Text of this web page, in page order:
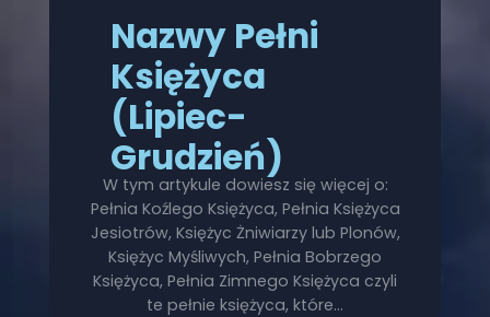
Nazwy Pełni
Księżyca
(Lipiec-
Grudzień)
W tym artykule dowiesz się więcej o:
Pełnia Koźlego Księżyca, Pełnia Księżyca
Jesiotrów, Księżyc Żniwiarzy lub Plonów,
Księżyc Myśliwych, Pełnia Bobrzego
Księżyca, Pełnia Zimnego Księżyca czyli
te pełnie księżyca, które…